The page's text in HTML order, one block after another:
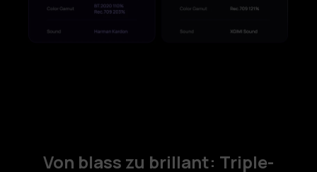
Von blass zu brillant: Triple-